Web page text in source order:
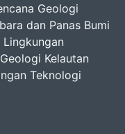
Geologi
dan Panas Bumi
Kelautan
Teknologi